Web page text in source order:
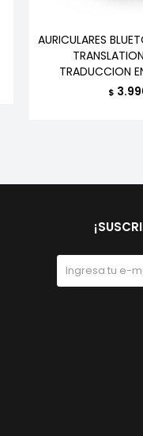
AURICULARES
TRADUCCION
$